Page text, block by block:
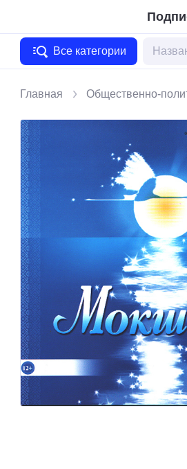
Все категории
Главная Общественно-